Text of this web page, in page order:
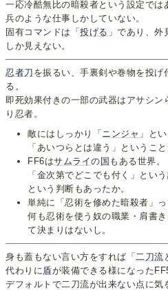
一応冷酷無比の暗殺者という設定で
兵のような仕事しかしていない。
固有コマンドは「投げる 」であり、
しか見えない。
忍者刀 を振るい、手裏剣や巻物を投げ
る。
即死効果付きの一部の武器はアサシン
り忍者。
敵にはしっかり「 ニンジャ 」と
「あいつらとは違う」というこ
FF6はサムライの 国 もある世界。
「金次第でどこでも付く」とい
という判断もあったか。
単純に「忍術を修めた暗殺者」っ
何も忍術を使う奴の職業・肩書
て決まりはないし。
身も蓋もない言い方をすれば「 二刀流
代わりに 盾が装備できる様になった
デフォルトで二刀流が出来ない点に